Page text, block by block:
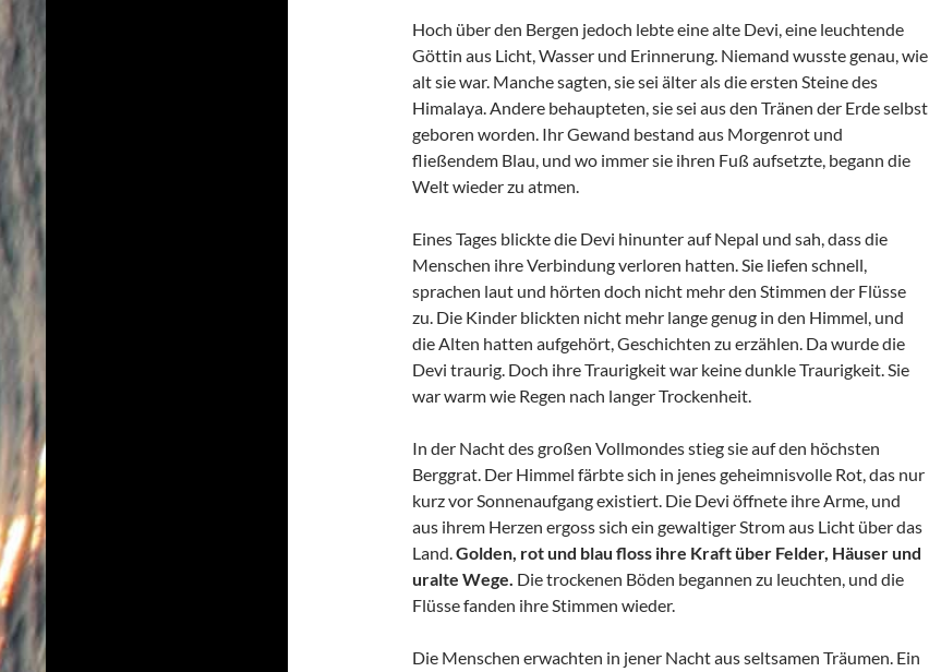
Hoch über den Bergen jedoch lebte eine alte Devi, eine leuchtende
Göttin aus Licht, Wasser und Erinnerung. Niemand wusste genau, wie
alt sie war. Manche sagten, sie sei älter als die ersten Steine des
Himalaya. Andere behaupteten, sie sei aus den Tränen der Erde selbst
geboren worden. Ihr Gewand bestand aus Morgenrot und
fließendem Blau, und wo immer sie ihren Fuß aufsetzte, begann die
Welt wieder zu atmen.
Eines Tages blickte die Devi hinunter auf Nepal und sah, dass die
Menschen ihre Verbindung verloren hatten. Sie liefen schnell,
sprachen laut und hörten doch nicht mehr den Stimmen der Flüsse
zu. Die Kinder blickten nicht mehr lange genug in den Himmel, und
die Alten hatten aufgehört, Geschichten zu erzählen. Da wurde die
Devi traurig. Doch ihre Traurigkeit war keine dunkle Traurigkeit. Sie
war warm wie Regen nach langer Trockenheit.
In der Nacht des großen Vollmondes stieg sie auf den höchsten
Berggrat. Der Himmel färbte sich in jenes geheimnisvolle Rot, das nur
kurz vor Sonnenaufgang existiert. Die Devi öffnete ihre Arme, und
aus ihrem Herzen ergoss sich ein gewaltiger Strom aus Licht über das
Land.Golden, rot und blau floss ihre Kraft über Felder, Häuser und
uralte Wege. Die trockenen Böden begannen zu leuchten, und die
Flüsse fanden ihre Stimmen wieder.
Die Menschen erwachten in jener Nacht aus seltsamen Träumen. Ein